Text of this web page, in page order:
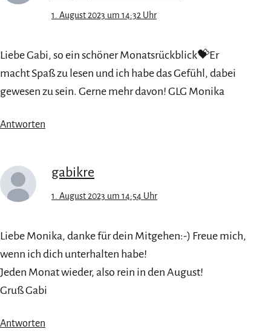
1. August 2023 um 14:32 Uhr
Liebe Gabi, so ein schöner Monatsrückblick💝Er
macht Spaß zu lesen und ich habe das Gefühl, dabei
gewesen zu sein. Gerne mehr davon! GLG Monika
Antworten
gabikre
1. August 2023 um 14:54 Uhr
Liebe Monika, danke für dein Mitgehen:-) Freue mich,
wenn ich dich unterhalten habe!
Jeden Monat wieder, also rein in den August!
Gruß Gabi
Antworten